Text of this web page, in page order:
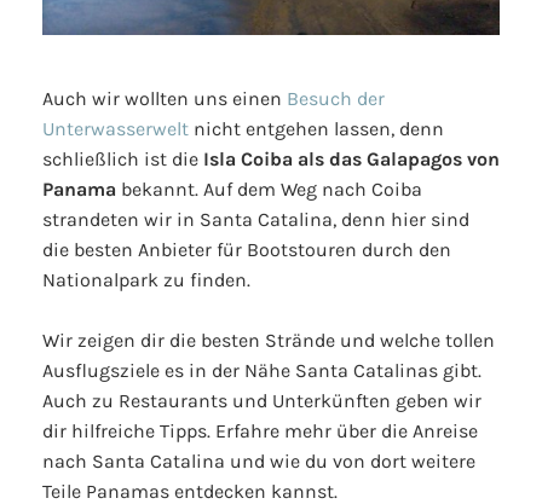
Auch wir wollten uns einen Besuch der
Unterwasserwelt nicht entgehen lassen, denn
schließlich ist die Isla Coiba als das Galapagos von
Panama bekannt. Auf dem Weg nach Coiba
strandeten wir in Santa Catalina, denn hier sind
die besten Anbieter für Bootstouren durch den
Nationalpark zu finden.
Wir zeigen dir die besten Strände und welche tollen
Ausflugsziele es in der Nähe Santa Catalinas gibt.
Auch zu Restaurants und Unterkünften geben wir
dir hilfreiche Tipps. Erfahre mehr über die Anreise
nach Santa Catalina und wie du von dort weitere
Teile Panamas entdecken kannst.